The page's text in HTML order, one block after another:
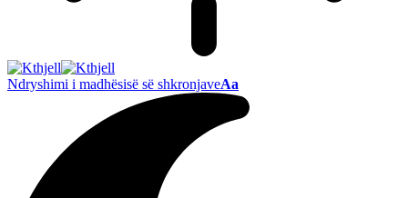
Ndryshimi i madhësisë së shkronjaveAa